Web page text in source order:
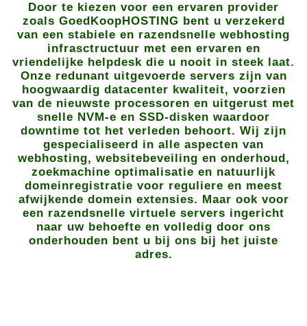
Door te kiezen voor een ervaren provider
zoals GoedKoopHOSTING bent u verzekerd
van een stabiele en razendsnelle webhosting
infrasctructuur met een ervaren en
vriendelijke helpdesk die u nooit in steek laat.
Onze redunant uitgevoerde servers zijn van
hoogwaardig datacenter kwaliteit, voorzien
van de nieuwste processoren en uitgerust met
snelle NVM-e en SSD-disken waardoor
downtime tot het verleden behoort. Wij zijn
gespecialiseerd in alle aspecten van
webhosting, websitebeveiling en onderhoud,
zoekmachine optimalisatie en natuurlijk
domeinregistratie voor reguliere en meest
afwijkende domein extensies. Maar ook voor
een razendsnelle virtuele servers ingericht
naar uw behoefte en volledig door ons
onderhouden bent u bij ons bij het juiste
adres.